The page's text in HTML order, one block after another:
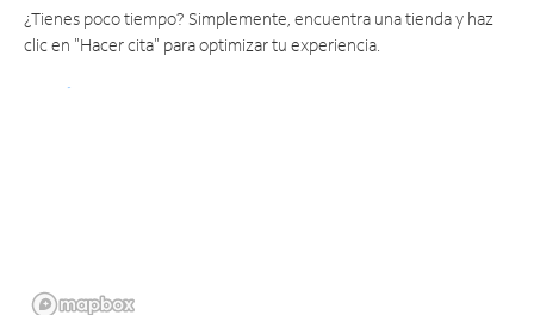
¿Tienes poco tiempo? Simplemente, encuentra una tienda y haz
clic en "Hacer cita" para optimizar tu experiencia.